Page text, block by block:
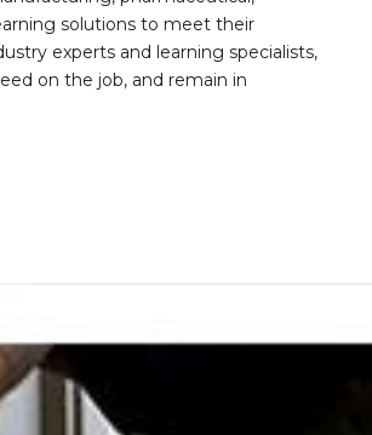
solutions to meet their
experts and learning specialists,
on the job, and remain in